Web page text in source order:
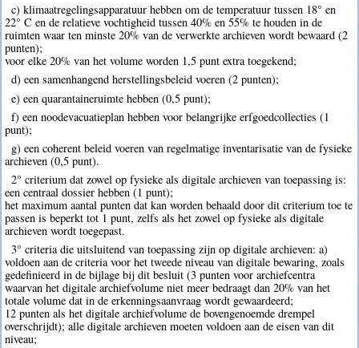
c) klimaatregelingsapparatuur hebben om de temperatuur tussen 18° en
22° C en de relatieve vochtigheid tussen 40% en 55% te houden in de
ruimten waar ten minste 20% van de verwerkte archieven wordt bewaard (2
punten);
voor elke 20% van het volume worden 1,5 punt extra toegekend;
d) een samenhangend herstellingsbeleid voeren (2 punten);
e) een quarantaineruimte hebben (0,5 punt);
f) een noodevacuatieplan hebben voor belangrijke erfgoedcollecties (1
punt);
g) een coherent beleid voeren van regelmatige inventarisatie van de fysieke
archieven (0,5 punt).
2° criterium dat zowel op fysieke als digitale archieven van toepassing is:
een centraal dossier hebben (1 punt);
het maximum aantal punten dat kan worden behaald door dit criterium toe te
passen is beperkt tot 1 punt, zelfs als het zowel op fysieke als digitale
archieven wordt toegepast.
3° criteria die uitsluitend van toepassing zijn op digitale archieven: a)
voldoen aan de criteria voor het tweede niveau van digitale bewaring, zoals
gedefinieerd in de bijlage bij dit besluit (3 punten voor archiefcentra
waarvan het digitale archiefvolume niet meer bedraagt dan 20% van het
totale volume dat in de erkenningsaanvraag wordt gewaardeerd;
12 punten als het digitale archiefvolume de bovengenoemde drempel
overschrijdt); alle digitale archieven moeten voldoen aan de eisen van dit
niveau;